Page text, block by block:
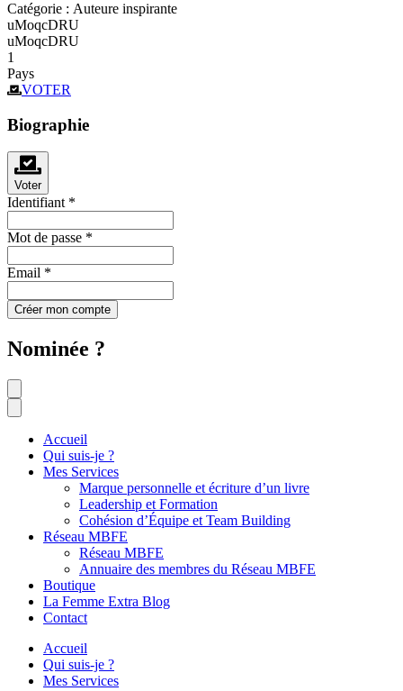
Catégorie : Auteure inspirante
uMoqcDRU
uMoqcDRU
1
Pays
VOTER
Biographie
Voter
Identifiant *
Mot de passe *
Email *
Créer mon compte
Nominée ?
Accueil
Qui suis-je ?
Mes Services
Marque personnelle et écriture d’un livre
Leadership et Formation
Cohésion d’Équipe et Team Building
Réseau MBFE
Réseau MBFE
Annuaire des membres du Réseau MBFE
Boutique
La Femme Extra Blog
Contact
Accueil
Qui suis-je ?
Mes Services